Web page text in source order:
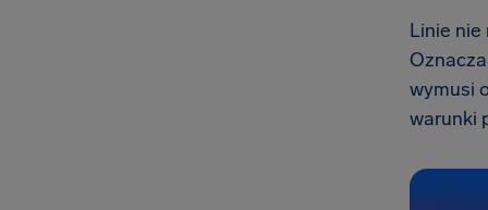
Linie nie
wymusi
warunki